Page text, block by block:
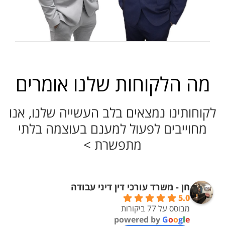
מה הלקוחות שלנו אומרים
לקוחותינו נמצאים בלב העשייה שלנו, אנו
מחוייבים לפעול למענם בעוצמה בלתי
מתפשרת >
חן - משרד עורכי דין דיני עבודה
5.0
מבוסס על 77 ביקורות
powered by Google